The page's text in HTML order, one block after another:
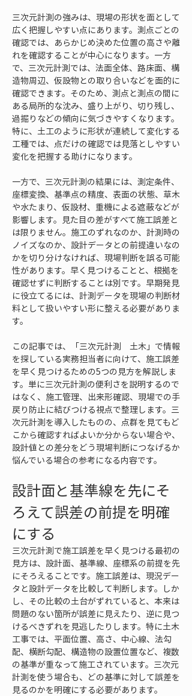
三次元計測の強みは、現場の形状を面として
広く把握しやすい点にあります。測点ごとの
確認では、あらかじめ決めた位置の高さや離
れを確認することが中心になります。一方
で、三次元計測では、法面全体、路床面、構
造物周辺、仮設物との取り合いなどを面的に
確認できます。そのため、測点と測点の間に
ある局所的な沈み、盛り上がり、切り残し、
過掘りなどの傾向に気づきやすくなります。
特に、土工のように形状が連続して変化する
工種では、点だけの確認では見落としやすい
変化を把握する助けになります。
一方で、三次元計測の結果には、測定条件、
座標変換、基準点の精度、表面の状態、草木
や水たまり、仮設材、重機による遮蔽などが
影響します。見た目の差がすべて施工誤差と
は限りません。施工のずれなのか、計測時の
ノイズなのか、設計データとの前提違いなの
かを切り分けなければ、現場判断を誤る可能
性があります。早く見つけることと、根拠を
確認せずに判断することは別です。早期発見
に役立てるには、計測データを現場の判断材
料として扱いやすい形に整える必要がありま
す。
この記事では、「三次元計測　土木」で情報
を探している実務担当者に向けて、施工誤差
を早く見つけるための5つの見方を解説しま
す。単に三次元計測の便利さを説明するので
はなく、施工管理、出来形確認、現場での手
戻り防止に結びつける視点で整理します。三
次元計測を導入したものの、点群を見てもど
こから確認すればよいか分からない場合や、
設計値との差分をどう現場判断につなげるか
悩んでいる場合の参考になる内容です。
設計面と基準線を先にそ
ろえて誤差の前提を明確
にする
三次元計測で施工誤差を早く見つける最初の
見方は、設計面、基準線、座標系の前提を先
にそろえることです。施工誤差は、現況デー
タと設計データを比較して判断します。しか
し、その比較の土台がずれていると、本来は
問題のない箇所が誤差に見えたり、逆に見つ
けるべきずれを見逃したりします。特に土木
工事では、平面位置、高さ、中心線、法勾
配、横断勾配、構造物の設置位置など、複数
の基準が重なって施工されています。三次元
計測を使う場合も、どの基準に対して誤差を
見るのかを明確にする必要があります。